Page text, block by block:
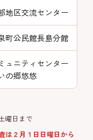
地区交流センター
町公民館長島分館
ュニティセンター
の郷悠悠
曜日まで
は２月１日日曜日から